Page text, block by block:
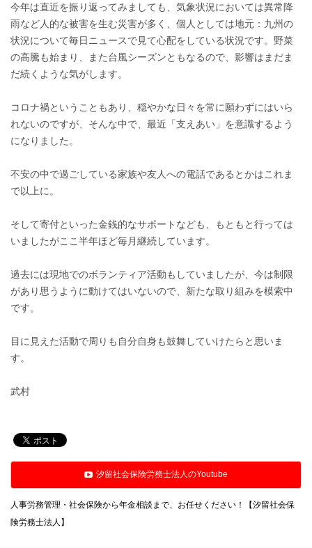
今年は直近を振り返ってみましても、気象状況においては異常降
雨など人的な被害を生む災害が多く、個人としては地元：九州の
状況について毎日ニュースで見て心配をしている状況です。野菜
の高騰も始まり、また台風シーズンともなるので、影響はまだま
だ続くような気がします。
コロナ禍ということもあり、穏やかな日々を常に願わずにはいら
れないのですが、そんな中で、最近「支えあい」を意識するよう
になりました。
不安の中で過ごしている家族や友人への電話であるとかはこれま
で以上に。
そして寄付といった金銭的なサポートなども、もともと行っては
いましたがここ半年ほど毎月継続しています。
過去には現地でのボランティア活動もしていましたが、今は制限
があり思うように動けてはいないので、新たな取り組みを模索中
です。
目に見えた活動で周りも自分自身も鼓舞していけたらと思いま
す。
武村
汐留社会保険労務士法人のYoutube
人事労務管理・社会保険から年金相談まで、お任せください！【汐留社会保
険労務士法人】